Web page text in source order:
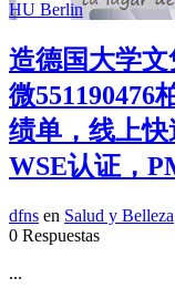
造德国大学
微551190476
绩单，线上快
WSE认证，
dfns en Salud y Belleza
0 Respuestas
...